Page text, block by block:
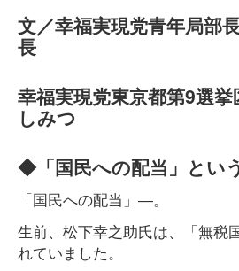
文／幸福実現党青年局部
長
幸福実現党東京都第9選
しみつ
◆「国民への配当」とい
「国民への配当」―。
生前、松下幸之助氏は、「無税
れていました。